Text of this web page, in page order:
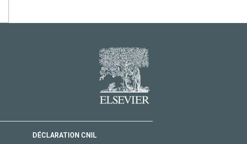
DÉCLARATION CNIL